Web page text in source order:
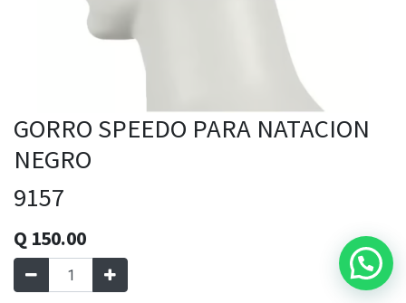
GORRO SPEEDO PARA NATACION
NEGRO
9157
Q 150.00